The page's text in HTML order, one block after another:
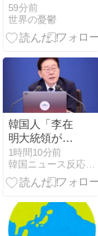
ン五輪銅メダ
ル剥奪の危
機！海外メデ
の壁を越えて
IOCの調査対
象になり得
る』と報
道！」
59分前
世界の憂鬱
韓国人「李在
明大統領が株
価操作記者に
『破滅する前
に自首しろ』
→「お前が自
首しろ」
1時間10分前
韓国ニュース反応まとめ